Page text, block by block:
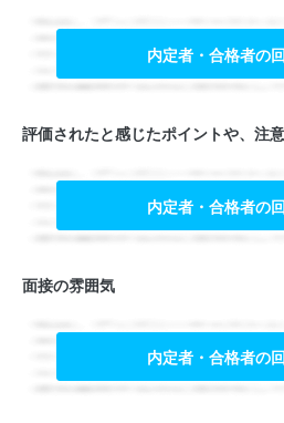
内定者・合格者の
評価されたと感じたポイントや、注
内定者・合格者の
面接の雰囲気
内定者・合格者の